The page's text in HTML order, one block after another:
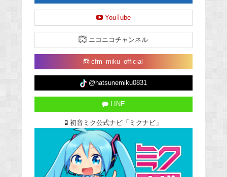
YouTube
ニコニコチャンネル
cfm_miku_official
@hatsunemiku0831
LINE
初音ミク公式ナビ「ミクナビ」